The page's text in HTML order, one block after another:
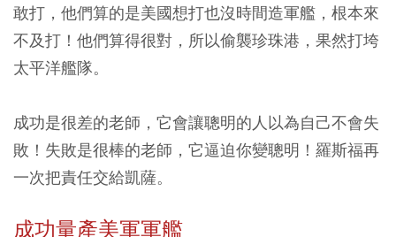
敢打，他們算的是美國想打也沒時間造軍艦，根本來
不及打！他們算得很對，所以偷襲珍珠港，果然打垮
太平洋艦隊。
成功是很差的老師，它會讓聰明的人以為自己不會失
敗！失敗是很棒的老師，它逼迫你變聰明！羅斯福再
一次把責任交給凱薩。
成功量產美軍軍艦